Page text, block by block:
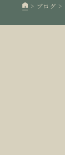
> ブログ >